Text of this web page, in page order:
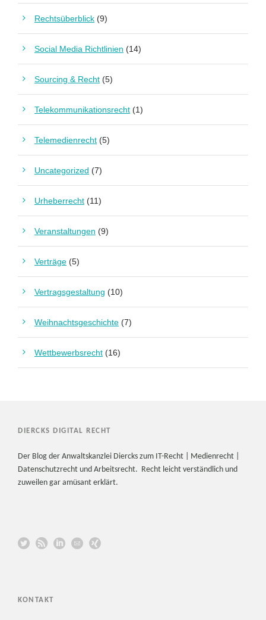
Rechtsüberblick (9)
Social Media Richtlinien (14)
Sourcing & Recht (5)
Telekommunikationsrecht (1)
Telemedienrecht (5)
Uncategorized (7)
Urheberrecht (11)
Veranstaltungen (9)
Verträge (5)
Vertragsgestaltung (10)
Weihnachtsgeschichte (7)
Wettbewerbsrecht (16)
DIERCKS DIGITAL RECHT
Der Blog der Anwaltskanzlei Diercks zum IT-Recht | Medienrecht |
Datenschutzrecht und Arbeitsrecht. Recht leicht verständlich und
zuweilen gar amüsant erklärt.
KONTAKT